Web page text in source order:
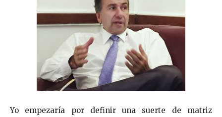
Yo empezaría por definir una suerte de matriz